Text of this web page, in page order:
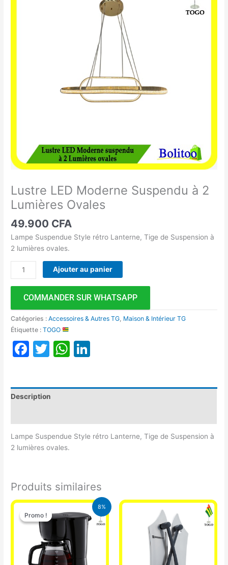
Lustre LED Moderne Suspendu à 2
Lumières Ovales
49.900 CFA
Lampe Suspendue Style rétro Lanterne, Tige de Suspension à
2 lumières ovales.
Ajouter au panier
COMMANDER SUR WHATSAPP
Catégories :Accessoires & Autres TG Maison & Intérieur TG
Étiquette :TOGO
Facebook
TwitterWhatsApp
Description
Lampe Suspendue Style rétro Lanterne, Tige de Suspension à
2 lumières ovales.
Produits similaires
8%
Promo !
Promo !
Le
prix
initial
25.000 CFA.
Le
prix
actuel
est :
23.000 CFA.